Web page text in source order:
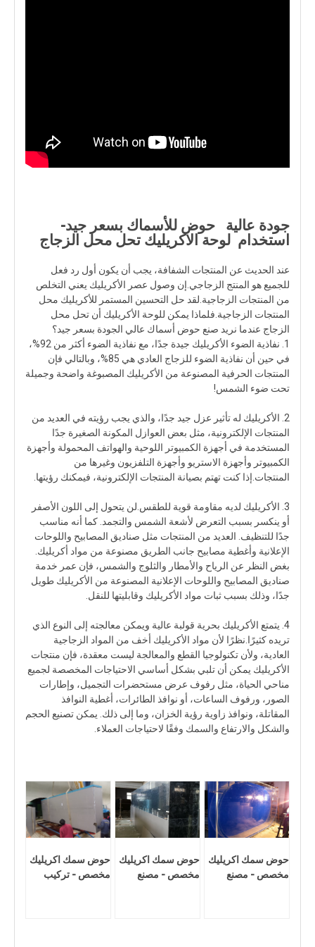
جودة عالية حوض للأسماك بسعر جيد-
استخدام لوحة الاكريليك تحل محل الزجاج
عند الحديث عن المنتجات الشفافة، يجب أن يكون أول رد فعل
للجميع هو المنتج الزجاجي.إن وصول عصر الأكريليك يعني التخلص
من المنتجات الزجاجية.لقد حل التحسين المستمر للأكريليك محل
المنتجات الزجاجية.فلماذا يمكن للوحة الأكريليك أن تحل محل
الزجاج عندما نريد صنع حوض أسماك عالي الجودة بسعر جيد؟
1. نفاذية الضوء الأكريليك جيدة جدًا، مع نفاذية الضوء أكثر من 92%،
في حين أن نفاذية الضوء للزجاج العادي هي 85%، وبالتالي فإن
المنتجات الحرفية المصنوعة من الأكريليك المصبوغة واضحة وجميلة
تحت ضوء الشمس!
2. الأكريليك له تأثير عزل جيد جدًا، والذي يجب رؤيته في العديد من
المنتجات الإلكترونية، مثل بعض العوازل المكونة الصغيرة جدًا
المستخدمة في أجهزة الكمبيوتر اللوحية والهواتف المحمولة وأجهزة
الكمبيوتر وأجهزة الاستريو وأجهزة التلفزيون وغيرها من
المنتجات.إذا كنت تهتم بصيانة المنتجات الإلكترونية، فيمكنك رؤيتها.
3. الأكريليك لديه مقاومة قوية للطقس.لن يتحول إلى اللون الأصفر
أو ينكسر بسبب التعرض لأشعة الشمس والتجمد. كما أنه مناسب
جدًا للتنظيف. العديد من المنتجات مثل صناديق المصابيح واللوحات
الإعلانية وأغطية مصابيح جانب الطريق مصنوعة من مواد أكريليك.
بغض النظر عن الرياح والأمطار والثلوج والشمس، فإن عمر خدمة
صناديق المصابيح واللوحات الإعلانية المصنوعة من الأكريليك طويل
جدًا، وذلك بسبب ثبات مواد الأكريليك وقابليتها للنقل.
4. يتمتع الأكريليك بحرية قولبة عالية ويمكن معالجته إلى النوع الذي
تريده كثيرًا.نظرًا لأن مواد الأكريليك أخف من المواد الزجاجية
العادية، ولأن تكنولوجيا القطع والمعالجة ليست معقدة، فإن منتجات
الأكريليك يمكن أن تلبي بشكل أساسي الاحتياجات المخصصة لجميع
مناحي الحياة، مثل رفوف عرض مستحضرات التجميل، وإطارات
الصور، ورفوف الساعات، أو نوافذ الطائرات، أغطية النوافذ
المقاتلة، ونوافذ زاوية رؤية الخزان، وما إلى ذلك. يمكن تصنيع الحجم
والشكل والارتفاع والسمك وفقًا لاحتياجات العملاء.
حوض سمك اكريليك
مخصص - مصنع
حوض سمك اكريليك
مخصص - مصنع
حوض سمك اكريليك
مخصص - تركيب